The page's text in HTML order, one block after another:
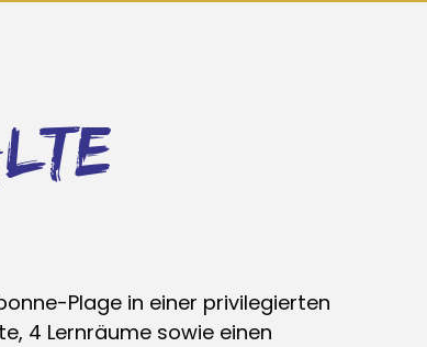
Plage in einer privilegierten
4 Lernräume sowie einen